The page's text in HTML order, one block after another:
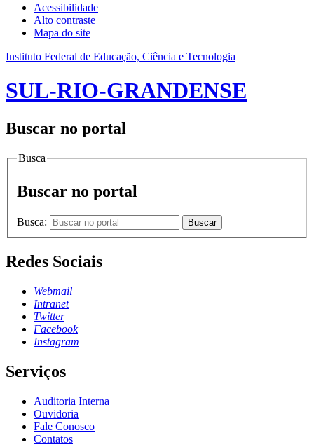
Acessibilidade
Alto contraste
Mapa do site
Instituto Federal de Educação, Ciência e Tecnologia
SUL-RIO-GRANDENSE
Buscar no portal
Busca
Buscar no portal
Busca: Buscar
Redes Sociais
Webmail
Intranet
Twitter
Facebook
Instagram
Serviços
Auditoria Interna
Ouvidoria
Fale Conosco
Contatos